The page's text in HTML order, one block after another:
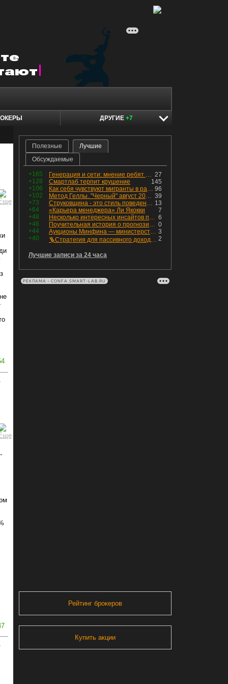
ДРУГИЕ +7
Полезные
Лучшие
Обсуждаемые
+165 27
Генерация и сети: мнение ребят из индустрии
+128
145
Смартлаб терпит крушение
+106
96
Как себя чувствуют мигранты в раю, в который они так стремились
+102
39
Метод Геллы. "Черный" август 2026 - быть или не быть?
+73
13
Струковщина - это стиль поведения, известный всем в секторе золотодобычи.
+64
7
«Карьера менеджера» Ли Якокки
+48
6
Несколько интересных инсайтов по "Озону"
+46
0
Поучительная история о прогнозировании
+44
3
Аукционы Минфина — министерство всё ещё не придумало "лекарство" для рынка ОФЗ. Ликвидности банкам не хватает это по РЕПО аукционам!
+40
2
🪜Стратегия для пассивного дохода: Лестница облигаций
Лучшие записи за 24 часа
РЕКЛАМА • CONFA.SMART-LAB.RU
Рейтинг брокеров
Купить акции